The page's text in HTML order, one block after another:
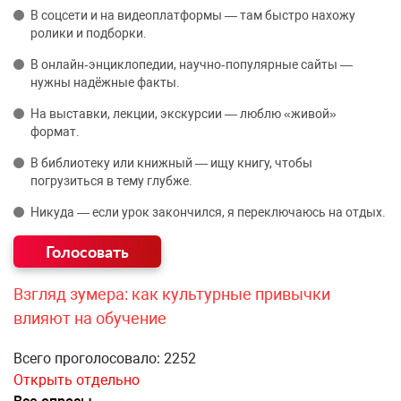
В соцсети и на видеоплатформы — там быстро нахожу
ролики и подборки.
В онлайн‑энциклопедии, научно‑популярные сайты —
нужны надёжные факты.
На выставки, лекции, экскурсии — люблю «живой»
формат.
В библиотеку или книжный — ищу книгу, чтобы
погрузиться в тему глубже.
Никуда — если урок закончился, я переключаюсь на отдых.
Взгляд зумера: как культурные привычки
влияют на обучение
Всего проголосовало: 2252
Открыть отдельно